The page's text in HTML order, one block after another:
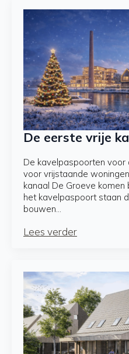
De eerste vrije
De kavelpaspoorten
voor vrijstaande
kanaal De Groeve komen
het kavelpaspoort staan
bouwen…
Lees verder